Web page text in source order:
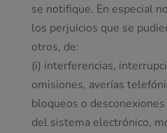
se notifique. En especial
los perjuicios que se
otros, de:
(i) interferencias,
omisiones, averías
bloqueos o
del sistema electrónico,